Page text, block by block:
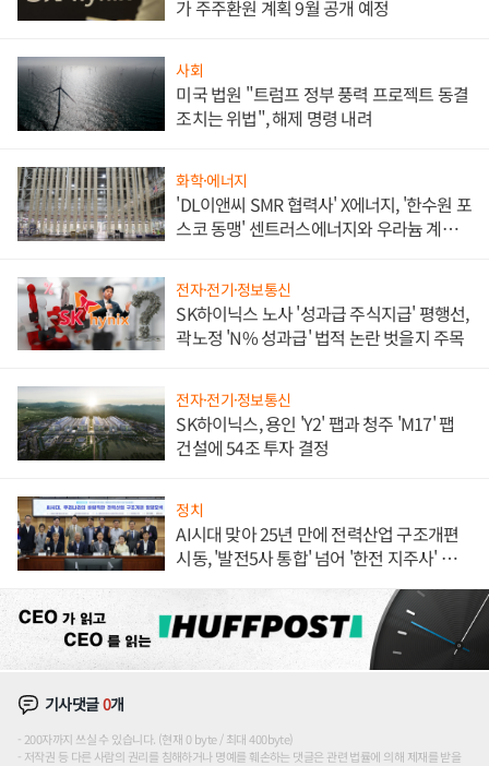
가 주주환원 계획 9월 공개 예정
사회
미국 법원 "트럼프 정부 풍력 프로젝트 동결
조치는 위법", 해제 명령 내려
화학·에너지
'DL이앤씨 SMR 협력사' X에너지, '한수원 포
스코 동맹' 센트러스에너지와 우라늄 계약
전자·전기·정보통신
SK하이닉스 노사 '성과급 주식지급' 평행선,
곽노정 'N% 성과급' 법적 논란 벗을지 주목
전자·전기·정보통신
SK하이닉스, 용인 'Y2' 팹과 청주 'M17' 팹
건설에 54조 투자 결정
정치
AI시대 맞아 25년 만에 전력산업 구조개편
시동, '발전5사 통합' 넘어 '한전 지주사' 재편
기사댓글0개
200자까지 쓰실 수 있습니다. (현재 0 byte / 최대 400byte)
저작권 등 다른 사람의 권리를 침해하거나 명예를 훼손하는 댓글은 관련 법률에 의해 제재를 받을